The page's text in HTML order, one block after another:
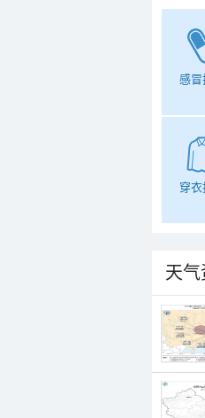
感冒
穿
天气